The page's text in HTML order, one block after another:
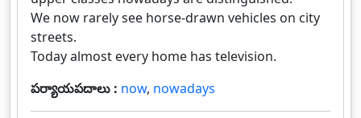
We now rarely see horse-drawn vehicles on city
streets.
Today almost every home has television.
పర్యాయపదాలు : now, nowadays